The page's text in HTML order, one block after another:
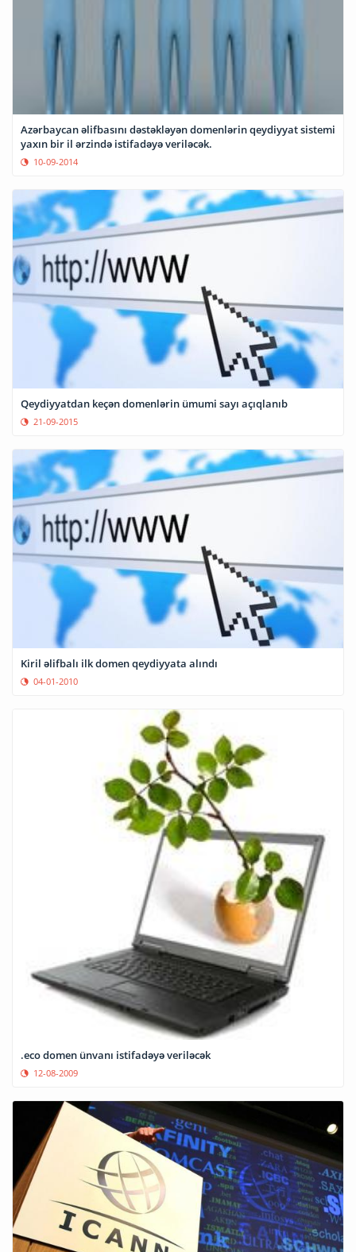
Azərbaycan əlifbasını dəstəkləyən domenlərin qeydiyyat sistemi
yaxın bir il ərzində istifadəyə veriləcək.
10-09-2014
Qeydiyyatdan keçən domenlərin ümumi sayı açıqlanıb
21-09-2015
Kiril əlifbalı ilk domen qeydiyyata alındı
04-01-2010
.eco domen ünvanı istifadəyə veriləcək
12-08-2009